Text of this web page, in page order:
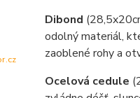
Dibond
odolný materiál,
zaoblené rohy a
Ocelová cedule